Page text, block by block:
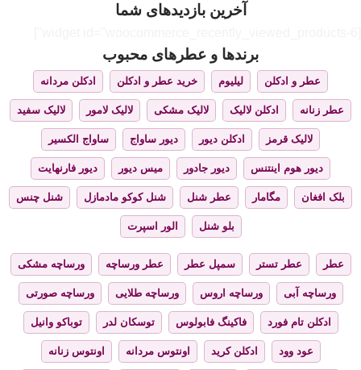
آخرین بازدیدهای شما
برندها و عطرهای محبوب
عطر و ادکلن لیلیوم خرید عطر و ادکلن ادکلن مردانه
عطر زنانه ادکلن لالیک لالیک مشکی لالیک لامور لالیک سفید
لالیک قرمز ادکلن دیور دیور ساواج ساواج الکسیر
دیور هوم اینتنس دیور جادور میس دیور دیور فارنهایت
بلک افغان مگامار عطر شنل شنل کوکو مادمازل شنل چنس
بلو شنل الور اسپرت
عطر عطر تستر سمپل عطر عطر ورساچه ورساچه مشکی
ورساچه آبی ورساچه اروس ورساچه طلایی ورساچه صورتی
ادکلن تام فورد فاکینگ فابولوس توسکان لدر توباکو وانیل
عود وود ادکلن کرید اونتوس مردانه اونتوس زنانه